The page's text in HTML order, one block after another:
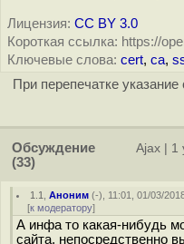
Лицензия: CC BY 3.0
Короткая ссылка: https://
Ключевые слова: cert, ca,
При перепечатке
Обсуждение
(33)
Ajax 1
1.1 ,Аноним (-), 11:01, 01/03/
[к модератору]
А инфа то какая-нибудь
сайта, непосредственно